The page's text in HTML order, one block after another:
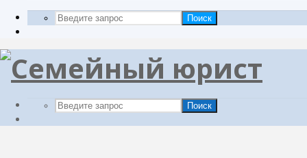
Поиск
Поиск